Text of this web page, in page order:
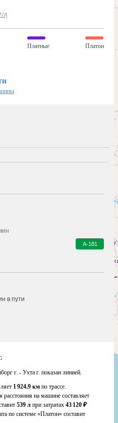
/л
Платные Платон
А-181
в пути
г. - Ухта г. показан линией.
1 924.9 км по трассе.
на машине составляет
539 л при затратах 43 120 ₽
по системе «Платон» составит